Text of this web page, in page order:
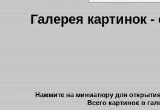
Галерея картинок -
Нажмите на миниатюру для
Всего картинок в